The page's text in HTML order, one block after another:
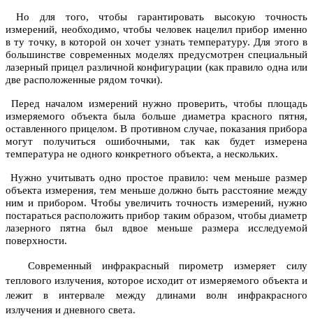
Но для того, чтобы гарантировать высокую точность
измерений, необходимо, чтобы человек нацелил прибор именно
в ту точку, в которой он хочет узнать температуру. Для этого в
большинстве современных моделях предусмотрен специальный
лазерный прицел различной конфигурации (как правило одна или
две расположенные рядом точки).
Перед началом измерений нужно проверить, чтобы площадь
измеряемого объекта была больше диаметра красного пятня,
оставленного прицелом. В противном случае, показания прибора
могут получиться ошибочными, так как будет измерена
температура не одного конкретного объекта, а нескольких.
Нужно учитывать одно простое правило: чем меньше размер
объекта измерения, тем меньше должно быть расстояние между
ним и прибором. Чтобы увеличить точность измерений, нужно
постараться расположить прибор таким образом, чтобы диаметр
лазерного пятна был вдвое меньше размера исследуемой
поверхности.
Современный инфракрасный пирометр измеряет силу
теплового излучения, которое исходит от измеряемого объекта и
лежит в интервале между длинами волн инфракрасного
излучения и дневного света.